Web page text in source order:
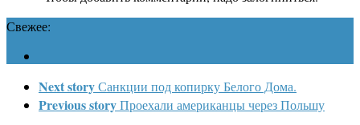
Свежее:
Next storyСанкции под копирку Белого Дома.
Previous storyПроехали американцы через Польшу